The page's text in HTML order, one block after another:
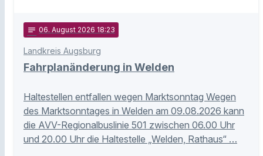
notes 06. August 2026 18:23
Landkreis Augsburg
Fahrplanänderung in Welden
Haltestellen entfallen wegen Marktsonntag Wegen
des Marktsonntages in Welden am 09.08.2026 kann
die AVV-Regionalbuslinie 501 zwischen 06.00 Uhr
und 20.00 Uhr die Haltestelle „Welden, Rathaus“ …